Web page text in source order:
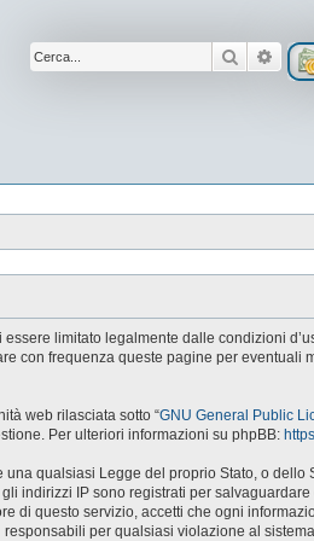
Cerca
essere limitato legalmente dalle condizioni
con frequenza queste pagine per eventuali
web rilasciata sotto “GNU General Public
Per ulteriori informazioni su phpBB:
qualsiasi Legge del proprio Stato, o dello
indirizzi IP sono registrati per
di questo servizio, accetti che ogni
per qualsiasi violazione al